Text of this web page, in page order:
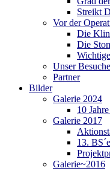
Streikt
Vor der
Die
Die
Unser
Partner
Bilder
Galerie 2024
10
Galerie 2017
13.
Galerie~2016